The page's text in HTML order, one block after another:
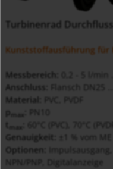
Turbinenrad
Kunststoffausführung für
Messbereich:
0,2 - 5 l/min
Anschluss:
Flansch DN25
Material:
PVC, PVDF
p
max
PN10
t
max
60°C (PVC), 70°C (PVDF)
Genauigkeit:
±1 % vom ME
Optionen:
NPN/PNP, Digitalanzeige